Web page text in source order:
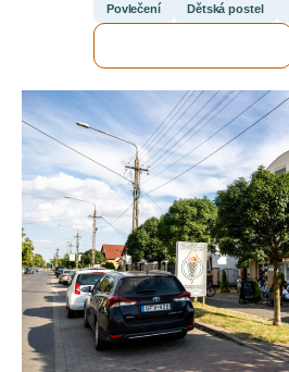
Povlečení Dětská postel